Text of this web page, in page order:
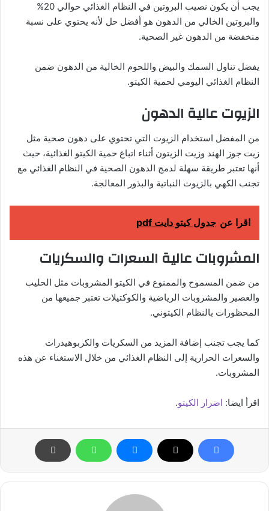
يجب أن يكون نصيب البروتين في النظام الغذائي حوالي 20%
والبروتين الخالي من الدهون هو أفضل حل لأنه يحتوي على نسبة
منخفضة من الدهون غير الصحية.
يفضل تناول السمك والبيض واللحوم الخالية من الدهون ضمن
النظام الغذائي اليومي لحمية الكيتو.
الزيوت عالية الدهون
من المفضل استخدام الزيوت التي تحتوي على دهون صحية مثل
زيت جوز الهند وزيت الزيتون أثناء اتباع حمية الكيتو الغذائية، حيث
أنها تعتبر طريقة سهلة لدمج الدهون الصحية في النظام الغذائي مع
تجنب الكهي بالزيوت النباتية والبذور المعالجة.
اقرا عن جدول كيتو دايت pdf
المشروبات عالية السعرات والسكريات
من ضمن المسموح والممنوع في الكيتو المشروبات مثل الحليب
والعصير والمشروبات الرياضية والكوكتيلات تعتبر جميعها من
المحظورات بالنظام الكيتوني.
كما يجب تجنب إضافة المزيد من السكريات والكربوهيدرات
والسعرات الحرارية إلى النظام الغذائي من خلال الاستغناء عن هذه
المشروبات.
اقرأ ايضا: اضرار الكيتو.